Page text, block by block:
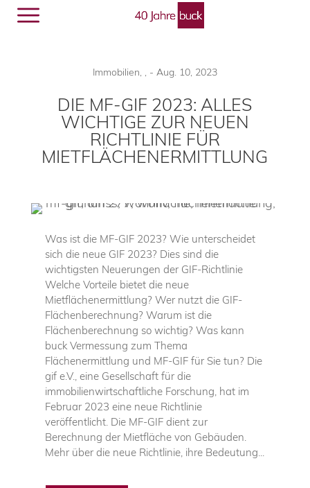
Immobilien, , - Aug. 10, 2023
DIE MF-GIF 2023: ALLES
WICHTIGE ZUR NEUEN
RICHTLINIE FÜR
MIETFLÄCHENERMITTLUNG
Was ist die MF-GIF 2023? Wie unterscheidet
sich die neue GIF 2023? Dies sind die
wichtigsten Neuerungen der GIF-Richtlinie
Welche Vorteile bietet die neue
Mietflächenermittlung? Wer nutzt die GIF-
Flächenberechnung? Warum ist die
Flächenberechnung so wichtig? Was kann
buck Vermessung zum Thema
Flächenermittlung und MF-GIF für Sie tun? Die
gif e.V., eine Gesellschaft für die
immobilienwirtschaftliche Forschung, hat im
Februar 2023 eine neue Richtlinie
veröffentlicht. Die MF-GIF dient zur
Berechnung der Mietfläche von Gebäuden.
Mehr über die neue Richtlinie, ihre Bedeutung...